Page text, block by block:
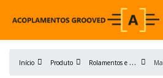
Início Produto R
olamentos e Mancais